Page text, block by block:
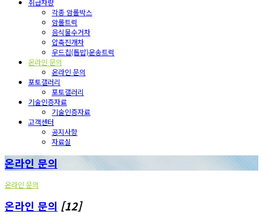
취급차량
각종 암롤박스
암롤트럭
음식물수거차
압축진개차
우드칩(톱밥)운송트럭
온라인 문의
온라인 문의
포토갤러리
포토갤러리
기술인증자료
기술인증자료
고객센터
공지사항
자료실
온라인 문의
온라인 문의
온라인 문의 [12]